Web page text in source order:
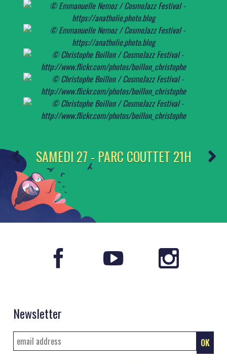
SAMEDI 27 - PARC COUTTET 21H
Newsletter